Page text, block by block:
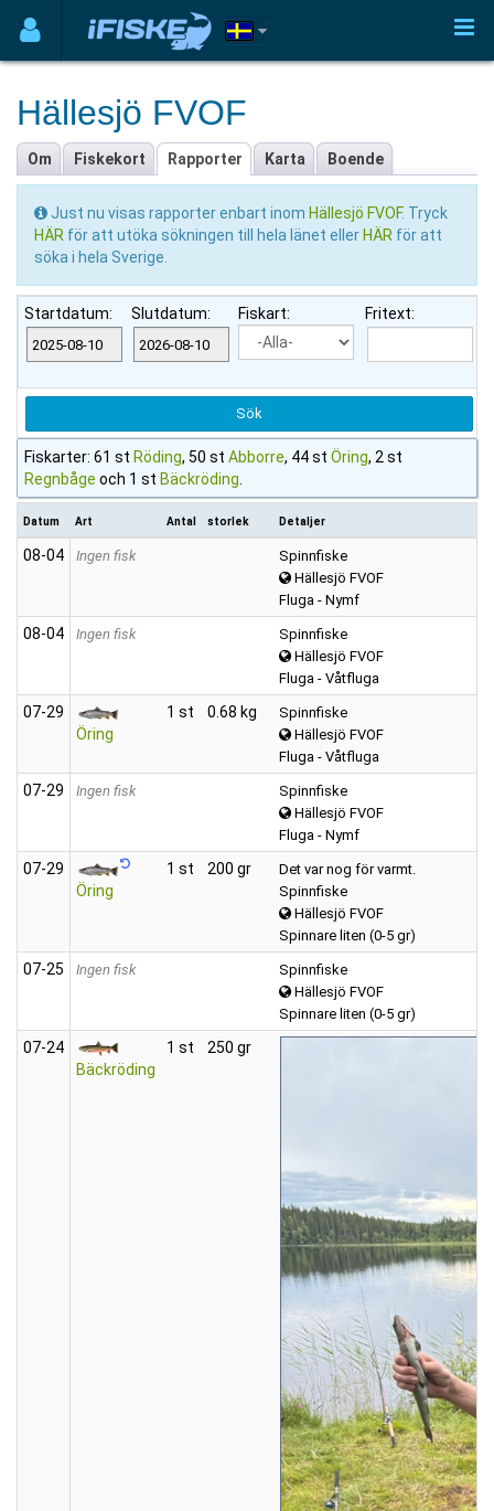
Hällesjö FVOF
Om Fiskekort Rapporter Karta Boende
Just nu visas rapporter enbart inom Hällesjö FVOF. Tryck
HÄR för att utöka sökningen till hela länet eller HÄR för att
söka i hela Sverige.
Startdatum: Slutdatum: Fiskart: Fritext:
Fiskarter: 61 st Röding, 50 st Abborre, 44 st Öring, 2 st
Regnbåge och 1 st Bäckröding
Datum Art Antal storlek Detaljer
08‑04 Ingen fisk
Spinnfiske
Hällesjö FVOF
Fluga - Nymf
08‑04 Ingen fisk
Spinnfiske
Hällesjö FVOF
Fluga - Våtfluga
07‑29
Öring
1 st 0.68 kg
Spinnfiske
Hällesjö FVOF
Fluga - Våtfluga
07‑29 Ingen fisk
Spinnfiske
Hällesjö FVOF
Fluga - Nymf
07‑29
Öring
1 st 200 gr
Det var nog för varmt.
Spinnfiske
Hällesjö FVOF
Spinnare liten (0-5 gr)
07‑25 Ingen fisk
Spinnfiske
Hällesjö FVOF
Spinnare liten (0-5 gr)
07‑24
Bäckröding
1 st 250 gr